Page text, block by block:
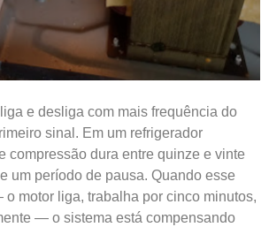
e desliga com mais frequência do
sinal. Em um refrigerador
compressão dura entre quinze e vinte
um período de pausa. Quando esse
motor liga, trabalha por cinco minutos,
— o sistema está compensando